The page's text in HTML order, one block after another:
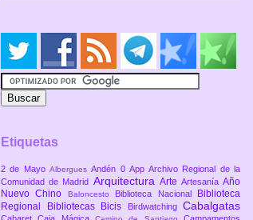
Etiquetas
2 de Mayo AlberguesAndén 0 AppArchivo Regional de la
Comunidad de Madrid Arquitectura Arte ArtesaníaAño
Nuevo Chino
Baloncesto Biblioteca Nacional
Biblioteca
Regional
Bibliotecas Bicis Birdwatching Cabalgatas